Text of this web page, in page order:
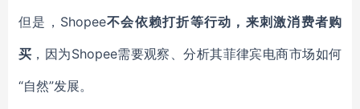
但是，Shopee不会依赖打折等行动，来刺激消费者购
买 ，因为Shopee需要观察、分析其菲律宾电商市场如何
“自然”发展。